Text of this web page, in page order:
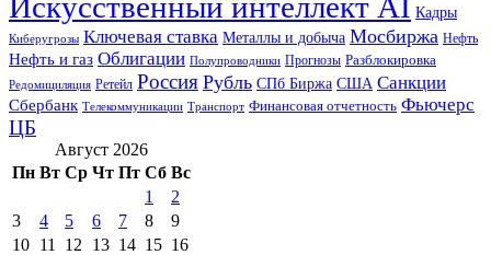
Искусственный интеллект AI Кадры
Киберугрозы Ключевая ставка Металлы и добыча Мосбиржа Нефть
Нефть и газ Облигации Полупроводники Прогнозы Разблокировка
Редомициляция Ретейл Россия Рубль СПб Биржа США Санкции
Сбербанк Телекоммуникации Транспорт Финансовая отчетность Фьючерс
ЦБ
Август 2026
Пн Вт Ср Чт Пт Сб Вс
1
2
3
4 5 6 7 8
9
10 11 12 13 14 15 16